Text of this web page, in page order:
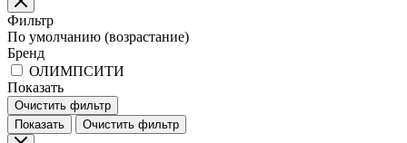
Фильтр
По умолчанию (возрастание)
Бренд
ОЛИМПСИТИ
Показать
Очистить фильтр
Показать
Очистить фильтр